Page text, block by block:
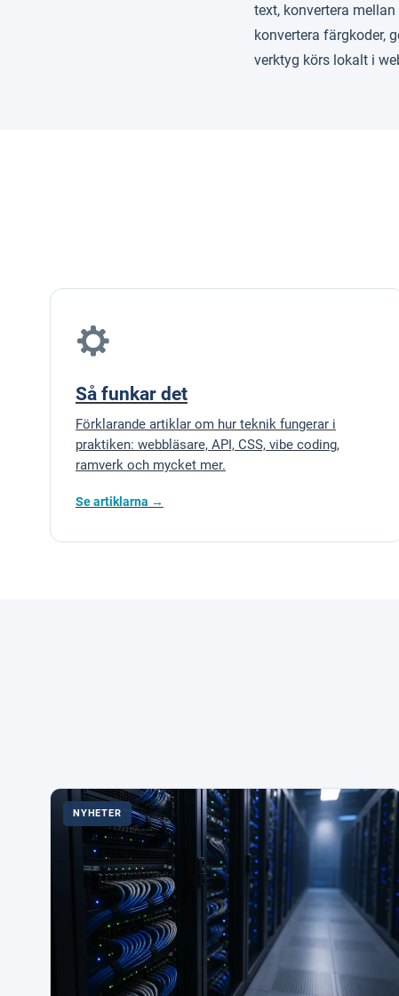
text, konvertera
konvertera färgkoder,
verktyg körs lokalt i
Så funkar det
Förklarande artiklar om hur teknik fungerar i
praktiken: webbläsare, API, CSS, vibe coding,
ramverk och mycket mer.
Se artiklarna →
NYHETER